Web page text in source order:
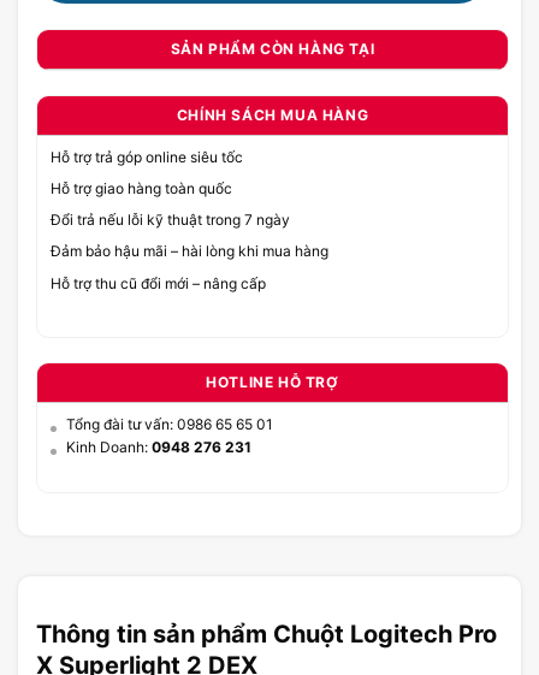
SẢN PHẨM CÒN HÀNG TẠI
CHÍNH SÁCH MUA HÀNG
Hỗ trợ trả góp online siêu tốc
Hỗ trợ giao hàng toàn quốc
Đổi trả nếu lỗi kỹ thuật trong 7 ngày
Đảm bảo hậu mãi – hài lòng khi mua hàng
Hỗ trợ thu cũ đổi mới – nâng cấp
HOTLINE HỖ TRỢ
Tổng đài tư vấn: 0986 65 65 01
Kinh Doanh: 0948 276 231
Thông tin sản phẩm Chuột Logitech Pro
X Superlight 2 DEX